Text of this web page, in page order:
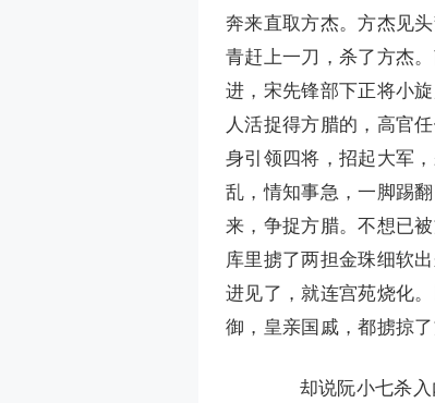
奔来直取方杰。方杰见
青赶上一刀，杀了方杰
进，宋先锋部下正将小
人活捉得方腊的，高官
身引领四将，招起大军
乱，情知事急，一脚踢
来，争捉方腊。不想已
库里掳了两担金珠细软
进见了，就连宫苑烧化
御，皇亲国戚，都掳掠
却说阮小七杀入内